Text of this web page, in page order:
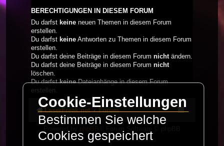
BERECHTIGUNGEN IN DIESEM FORUM
Du darfst keine neuen Themen in diesem Forum
erstellen.
Du darfst keine Antworten zu Themen in diesem Forum
erstellen.
Du darfst deine Beiträge in diesem Forum nichtändern.
Du darfst deine Beiträge in diesem Forum nicht
löschen.
Du darfstkeineDateianhänge in diesem Forum
erstellen.
LaserFreak.net Forum
phpBB
Limited
Cookie-Einstellungen
Bestimmen Sie welche
Cookies gespeichert